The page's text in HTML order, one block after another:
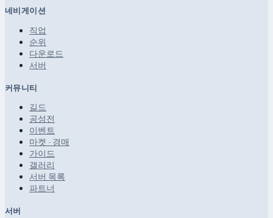
네비게이션
직업
순위
다운로드
서버
커뮤니티
길드
공성전
이벤트
마켓 · 경매
가이드
갤러리
서버 목록
파트너
서버